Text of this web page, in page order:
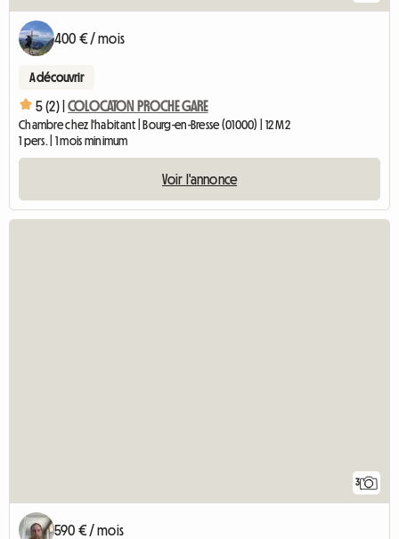
400 € / mois
A découvrir
5 (2) | COLOCATON PROCHE GARE
Chambre chez l'habitant | Bourg-en-Bresse (01000) | 12 M2
1 pers. | 1 mois minimum
Voir l'annonce
3
590 € / mois